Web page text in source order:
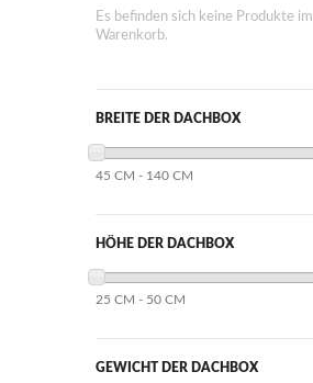
Es befinden sich keine Produkte im
Warenkorb.
BREITE DER DACHBOX
45 CM - 140 CM
HÖHE DER DACHBOX
25 CM - 50 CM
GEWICHT DER DACHBOX